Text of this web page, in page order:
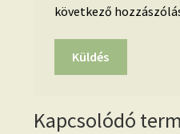
következő
Kapcsolódó